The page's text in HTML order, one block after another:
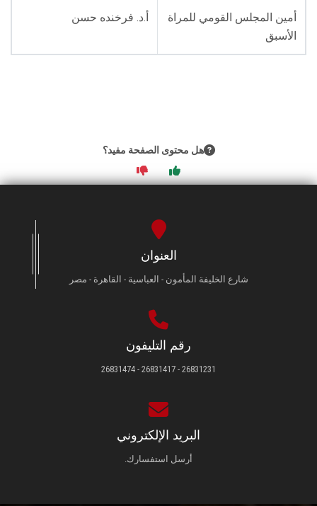
أمين المجلس القومي للمراة
الأسبق
أ.د. فرخنده حسن
هل محتوى الصفحة مفيد؟
العنوان
شارع الخليفة المأمون - العباسية - القاهرة - مصر
رقم التليفون
26831231 - 26831417 - 26831474
البريد الإلكتروني
أرسل استفسارك.